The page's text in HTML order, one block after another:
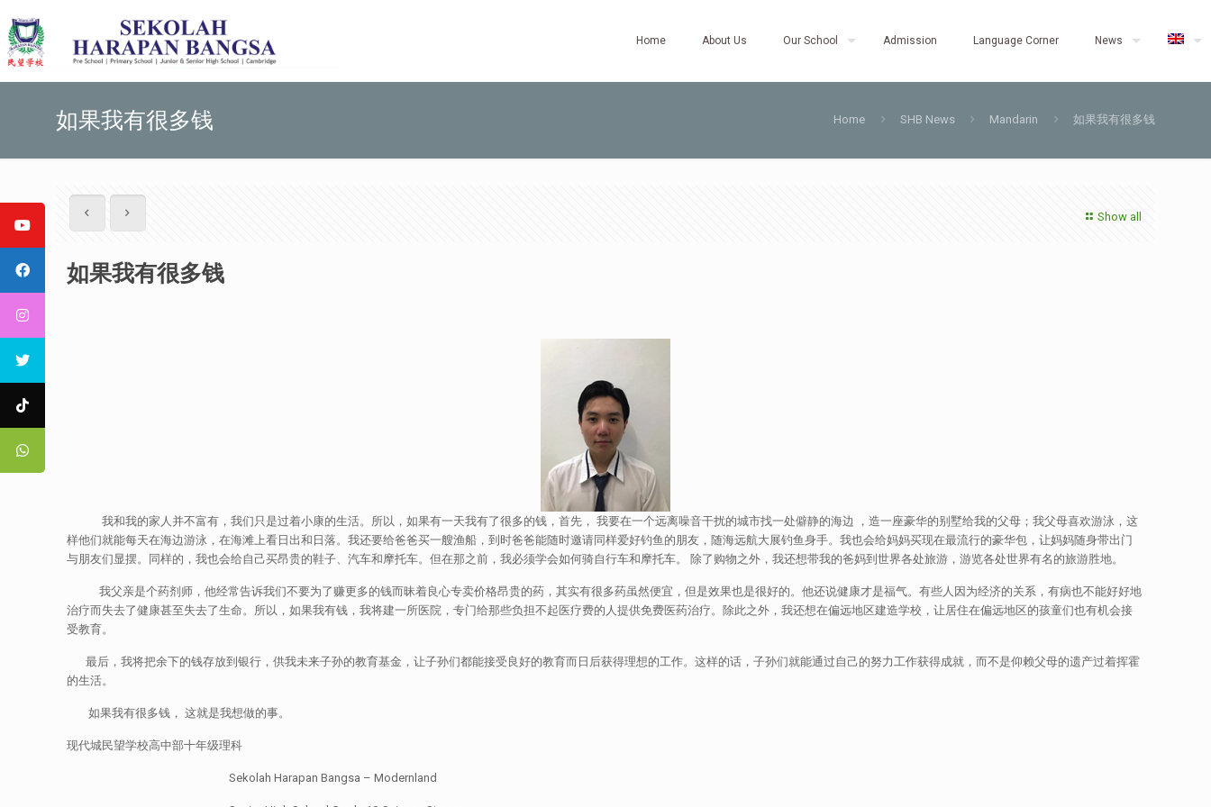
Home About Us Our School Admission Language Corner News
如果我有很多钱 Home SHB News Mandarin 如果我有很多钱
Show all
如果我有很多钱
我和我的家人并不富有，我们只是过着小康的生活。所以，如果有一天我有了很多的钱，首先， 我要在一个远离噪音干扰的城市找一处僻静的海边 ，造一座豪华的别墅给我的父母；我父母喜欢游泳，这
样他们就能每天在海边游泳，在海滩上看日出和日落。我还要给爸爸买一艘渔船，到时爸爸能随时邀请同样爱好钓鱼的朋友，随海远航大展钓鱼身手。我也会给妈妈买现在最流行的豪华包，让妈妈随身带出门
与朋友们显摆。同样的，我也会给自己买昂贵的鞋子、汽车和摩托车。但在那之前，我必须学会如何骑自行车和摩托车。 除了购物之外，我还想带我的爸妈到世界各处旅游，游览各处世界有名的旅游胜地。
我父亲是个药剂师，他经常告诉我们不要为了赚更多的钱而昧着良心专卖价格昂贵的药，其实有很多药虽然便宜，但是效果也是很好的。他还说健康才是福气。有些人因为经济的关系，有病也不能好好地
治疗而失去了健康甚至失去了生命。所以，如果我有钱，我将建一所医院，专门给那些负担不起医疗费的人提供免费医药治疗。除此之外，我还想在偏远地区建造学校，让居住在偏远地区的孩童们也有机会接
受教育。
最后，我将把余下的钱存放到银行，供我未来子孙的教育基金，让子孙们都能接受良好的教育而日后获得理想的工作。这样的话，子孙们就能通过自己的努力工作获得成就，而不是仰赖父母的遗产过着挥霍
的生活。
如果我有很多钱， 这就是我想做的事。
现代城民望学校高中部十年级理科
Sekolah Harapan Bangsa – Modernland